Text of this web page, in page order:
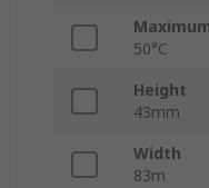
50°C
Height
43mm
Width
83m